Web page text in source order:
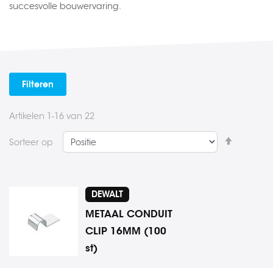
succesvolle bouwervaring.
Artikelen 1-16 van 22
Sorteer op
DEWALT
METAAL CONDUIT
CLIP 16MM (100
st)
Filteren